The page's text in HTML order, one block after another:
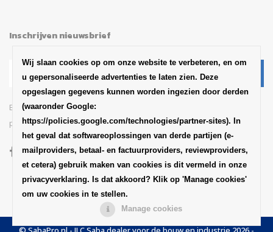
Inschrijven nieuwsbrief
Blijf op de hoogte van het
productaankondigingen en updates van SABA
Wij slaan cookies op om onze website te verbeteren, en om
u gepersonaliseerde advertenties te laten zien. Deze
opgeslagen gegevens kunnen worden ingezien door derden
(waaronder Google:
https://policies.google.com/technologies/partner-sites). In
het geval dat softwareoplossingen van derde partijen (e-
mailproviders, betaal- en factuurproviders, reviewproviders,
et cetera) gebruik maken van cookies is dit vermeld in onze
privacyverklaring. Is dat akkoord? Klik op 'Manage cookies'
om uw cookies in te stellen.
Manage cookies